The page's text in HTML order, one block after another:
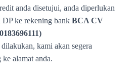
anda disetujui, anda diperlukan
ke rekening bank BCA CV
kami akan segera
alamat anda.